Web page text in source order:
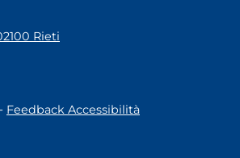
Rieti
- Feedback Accessibilità